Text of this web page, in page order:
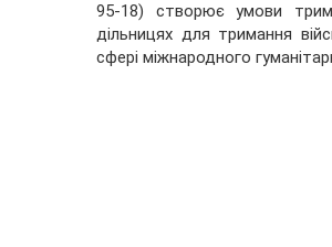
95-18) створює умови
дільницях для тримання
сфері міжнародного